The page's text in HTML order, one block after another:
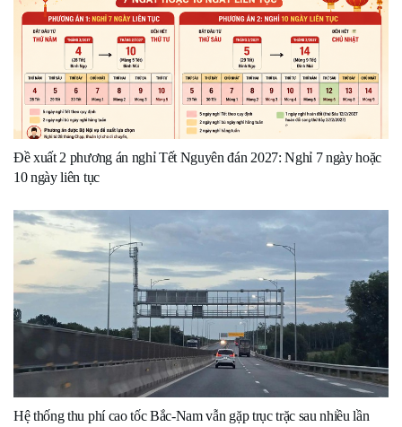
Đề xuất 2 phương án nghỉ Tết Nguyên đán 2027: Nghỉ 7 ngày hoặc
10 ngày liên tục
Hệ thống thu phí cao tốc Bắc-Nam vẫn gặp trục trặc sau nhiều lần